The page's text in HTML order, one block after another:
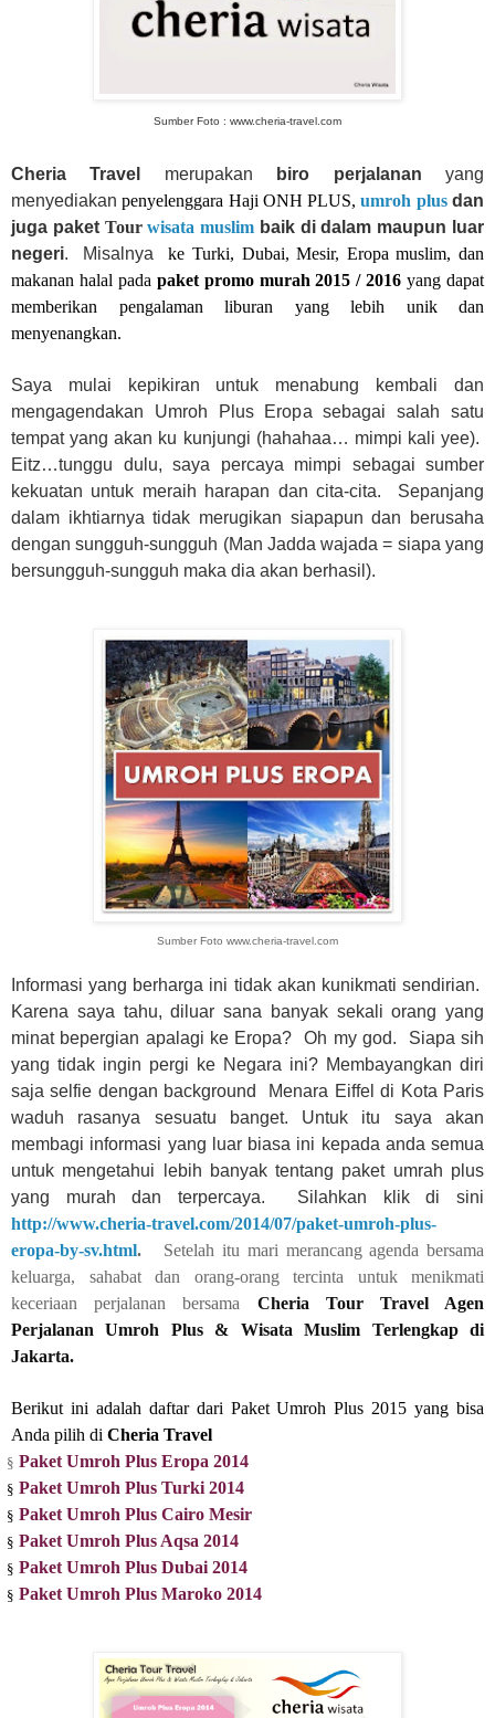
Sumber Foto : www.cheria-travel.com
Cheria Travel merupakan biro perjalananyang
menyediakan penyelenggara Haji ONH PLUS,umroh plusdan
juga paketTourwisata muslim baik di dalam maupun luar
negeri. Misalnya
ke Turki, Dubai, Mesir, Eropa muslim, dan
makanan halal pada paket promo murah 2015 / 2016yang dapat
memberikan pengalaman liburan yang lebih unik dan
menyenangkan.
Saya mulai kepikiran untuk menabung kembali dan
mengagendakan Umroh Plus Eropa sebagai salah satu
tempat yang akan ku kunjungi (hahahaa… mimpi kali yee).
Eitz…tunggu dulu, saya percaya mimpi sebagai sumber
kekuatan untuk meraih harapan dan cita-cita.
Sepanjang
dalam ikhtiarnya tidak merugikan siapapun dan berusaha
dengan sungguh-sungguh (Man Jadda wajada = siapa yang
bersungguh-sungguh maka dia akan berhasil).
Sumber Foto www.cheria-travel.com
Informasi yang berharga ini tidak akan kunikmati sendirian.
Karena saya tahu, diluar sana banyak sekali orang yang
minat bepergian apalagi ke Eropa?
Oh my god.
Siapa sih
yang tidak ingin pergi ke Negara ini? Membayangkan diri
saja selfie dengan background
Menara Eiffel di Kota Paris
waduh rasanya sesuatu banget. Untuk itu saya akan
membagi informasi yang luar biasa ini kepada anda semua
untuk mengetahui lebih banyak tentang paket umrah plus
yang murah dan terpercaya.
Silahkan klik di sini
http://www.cheria-travel.com/2014/07/paket-umroh-plus-
eropa-by-sv.html.
Setelah itu mari merancang agenda bersama
keluarga, sahabat dan orang-orang tercinta untuk menikmati
keceriaan perjalanan bersama
Cheria Tour Travel Agen
Perjalanan Umroh Plus & Wisata Muslim Terlengkap di
Jakarta.
Berikut ini adalah daftar dari Paket Umroh Plus 2015 yang bisa
Anda pilih di Cheria Travel
§ Paket Umroh Plus Eropa 2014
§ Paket Umroh Plus Turki 2014
§ Paket Umroh Plus Cairo Mesir
§ Paket Umroh Plus Aqsa 2014
§ Paket Umroh Plus Dubai 2014
§ Paket Umroh Plus Maroko 2014